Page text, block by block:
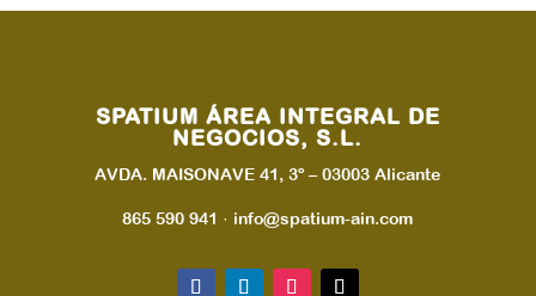
SPATIUM ÁREA INTEGRAL DE
NEGOCIOS, S.L.
AVDA. MAISONAVE 41, 3º – 03003 Alicante
865 590 941 · info@spatium-ain.com